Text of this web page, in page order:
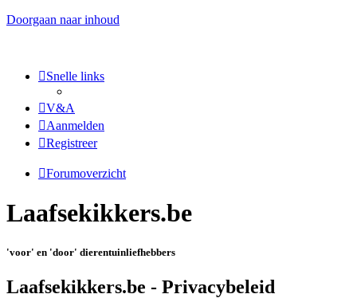
Doorgaan naar inhoud
Snelle links
V&A
Aanmelden
Registreer
Forumoverzicht
Laafsekikkers.be
'voor' en 'door' dierentuinliefhebbers
Laafsekikkers.be - Privacybeleid